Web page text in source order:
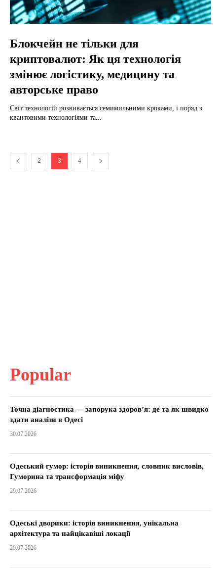
Блокчейн не тільки для
криптовалют: Як ця технологія
змінює логістику, медицину та
авторське право
Світ технологій розвивається семимильними кроками, і поряд з
квантовими технологіями та...
2 3 4
Popular
Точна діагностика — запорука здоров’я: де та як швидко
здати аналізи в Одесі
30.07.2026
Одеський гумор: історія виникнення, словник висловів,
Гуморина та трансформація міфу
29.07.2026
Одеські дворики: історія виникнення, унікальна
архітектура та найцікавіші локації
29.07.2026